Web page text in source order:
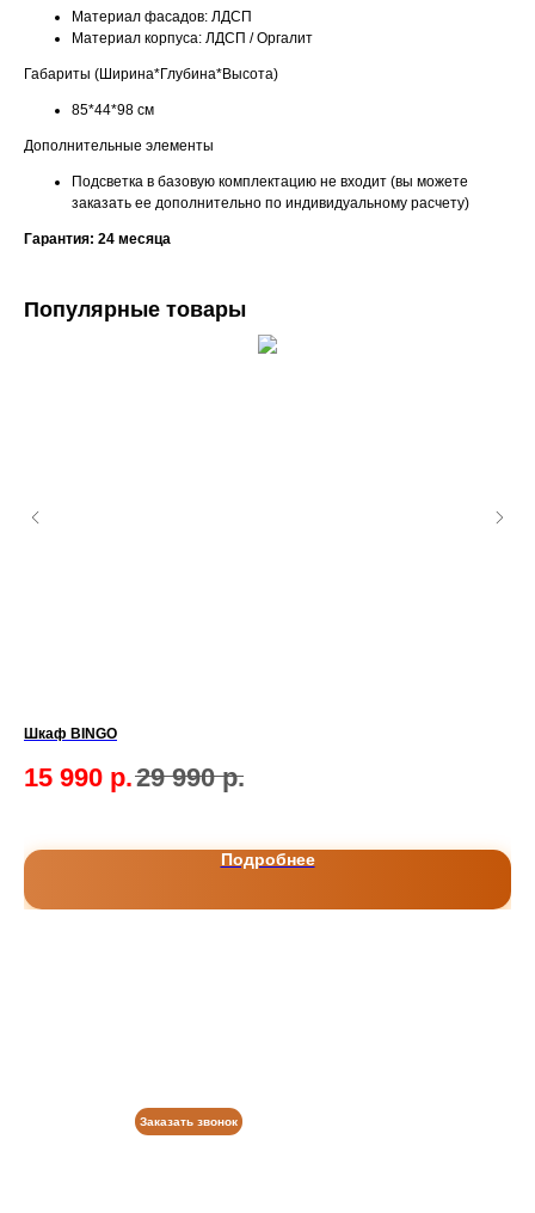
Материал фасадов: ЛДСП
Материал корпуса: ЛДСП / Оргалит
Габариты (Ширина*Глубина*Высота)
85*44*98 см
Дополнительные элементы
Подсветка в базовую комплектацию не входит (вы можете
заказать ее дополнительно по индивидуальному расчету)
Гарантия: 24 месяца
Популярные товары
Шкаф BINGO
15 990 р.29 990 р.
Подробнее
Заказать звонок